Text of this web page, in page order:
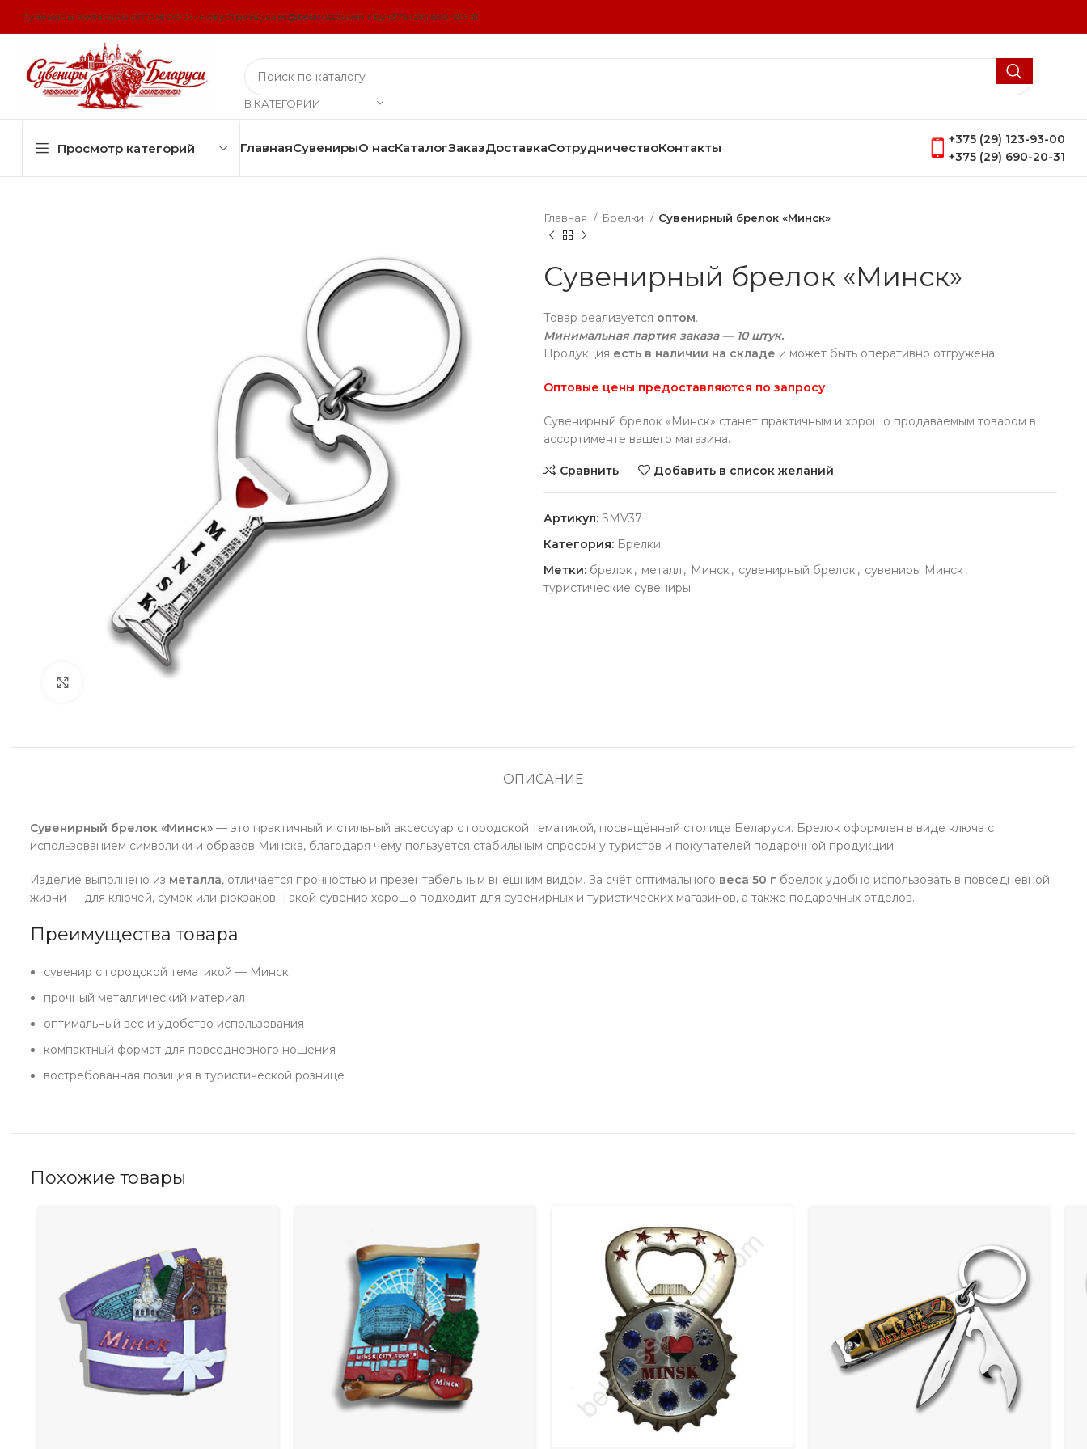
Сувениры Беларуси оптом!ООО «НовусТрейд»sales@belarussouvenir.by+375 (29) 690-20-31
В КАТЕГОРИИ
Просмотр категорий ГлавнаяСувенирыО насКаталогЗаказДоставкаСотрудничествоКонтакты
+375 (29) 123-93-00
+375 (29) 690-20-31
Главная Брелки Сувенирный брелок «Минск»
Сувенирный брелок «Минск»
Товар реализуется оптом.
Минимальная партия заказа — 10 штук.
Продукция есть в наличии на складе и может быть оперативно отгружена.
Оптовые цены предоставляются по запросу
Сувенирный брелок «Минск» станет практичным и хорошо продаваемым товаром в
ассортименте вашего магазина.
Сравнить Добавить в список желаний
Артикул: SMV37
Категория: Брелки
Метки: брелок , металл , Минск , сувенирный брелок , сувениры Минск ,
туристические сувениры
ОПИСАНИЕ
Сувенирный брелок «Минск» — это практичный и стильный аксессуар с городской тематикой, посвящённый столице Беларуси. Брелок оформлен в виде ключа с
использованием символики и образов Минска, благодаря чему пользуется стабильным спросом у туристов и покупателей подарочной продукции.
Изделие выполнено из металла, отличается прочностью и презентабельным внешним видом. За счёт оптимального веса 50 г брелок удобно использовать в повседневной
жизни — для ключей, сумок или рюкзаков. Такой сувенир хорошо подходит для сувенирных и туристических магазинов, а также подарочных отделов.
Преимущества товара
сувенир с городской тематикой — Минск
прочный металлический материал
оптимальный вес и удобство использования
компактный формат для повседневного ношения
востребованная позиция в туристической рознице
Похожие товары